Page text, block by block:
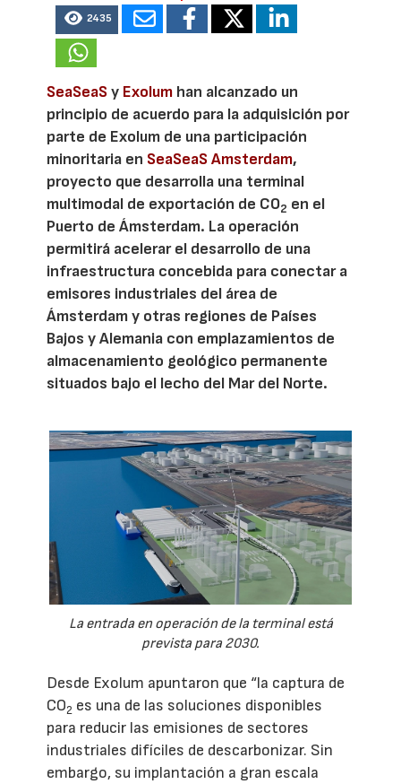
2435
SeaSeaSy Exolum han alcanzado un
principio de acuerdo para la adquisición por
parte de Exolum de una participación
minoritaria en SeaSeaS Amsterdam,
proyecto que desarrolla una terminal
multimodal de exportación de CO2 en el
Puerto de Ámsterdam. La operación
permitirá acelerar el desarrollo de una
infraestructura concebida para conectar a
emisores industriales del área de
Ámsterdam y otras regiones de Países
Bajos y Alemania con emplazamientos de
almacenamiento geológico permanente
situados bajo el lecho del Mar del Norte.
La entrada en operación de la terminal está
prevista para 2030.
Desde Exolum apuntaron que “la captura de
CO2 es una de las soluciones disponibles
para reducir las emisiones de sectores
industriales difíciles de descarbonizar. Sin
embargo, su implantación a gran escala